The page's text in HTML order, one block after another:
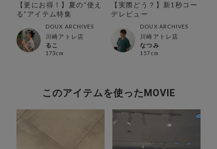
【更にお得！】夏の“使え
る”アイテム特集
DOUX ARCHIVES
川崎アトレ店
るこ
173cm
【実際どう？】新1秒コー
デレビュー
DOUX ARCHIVES
川崎アトレ店
なつみ
157cm
このアイテムを使ったMOVIE